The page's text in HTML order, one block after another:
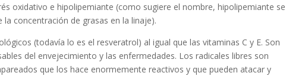
oxidativo e hipolipemiante (como sugiere el nombre, hipolipemiante se
concentración de grasas en la linaje).
(todavía lo es el resveratrol) al igual que las vitaminas C y E. Son
del envejecimiento y las enfermedades. Los radicales libres son
que los hace enormemente reactivos y que pueden atacar y